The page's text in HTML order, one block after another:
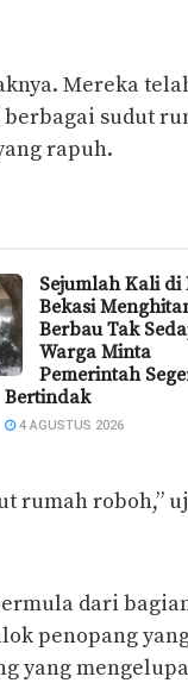
Mereka
sudut
rapuh.
Sejumlah Kali di
Bekasi
Berbau Tak
Warga Minta
Pemerintah
Bertindak
4 AGUSTUS 2026
rumah roboh,”
dari
penopang
yang